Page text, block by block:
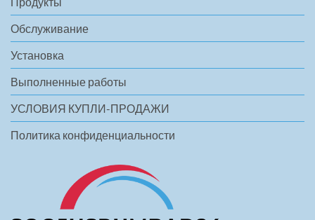
Обслуживание
Установка
Выполненные работы
УСЛОВИЯ КУПЛИ-ПРОДАЖИ
Политика конфиденциальности